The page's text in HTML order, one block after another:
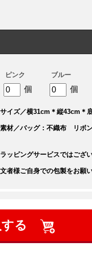
ピンク
個
ブルー
個
サイズ／横31cm＊縦43cm＊
素材／バッグ：不織布 リボ
ラッピングサービスではござ
文者様ご自身での包製をお願
る